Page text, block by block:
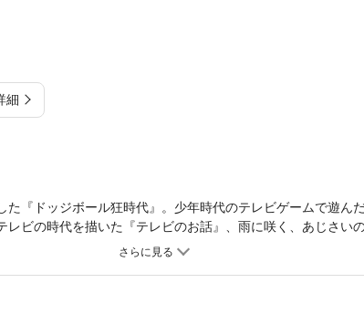
細
た『ドッジボール狂時代』。少年時代のテレビゲームで遊ん
レビの時代を描いた『テレビのお話』、雨に咲く、あじさい
の卒業記念にもらった『卒業記念品の紅白饅頭について』の